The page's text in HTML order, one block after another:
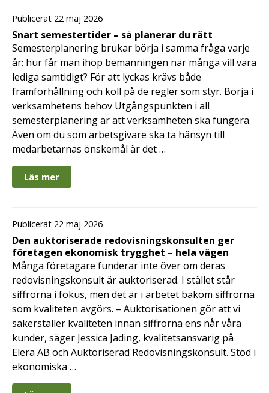
Publicerat 22 maj 2026
Snart semestertider – så planerar du rätt
Semesterplanering brukar börja i samma fråga varje
år: hur får man ihop bemanningen när många vill vara
lediga samtidigt? För att lyckas krävs både
framförhållning och koll på de regler som styr. Börja i
verksamhetens behov Utgångspunkten i all
semesterplanering är att verksamheten ska fungera.
Även om du som arbetsgivare ska ta hänsyn till
medarbetarnas önskemål är det …
Läs mer
Publicerat 22 maj 2026
Den auktoriserade redovisningskonsulten ger
företagen ekonomisk trygghet – hela vägen
Många företagare funderar inte över om deras
redovisningskonsult är auktoriserad. I stället står
siffrorna i fokus, men det är i arbetet bakom siffrorna
som kvaliteten avgörs. – Auktorisationen gör att vi
säkerställer kvaliteten innan siffrorna ens når våra
kunder, säger Jessica Jading, kvalitetsansvarig på
Elera AB och Auktoriserad Redovisningskonsult. Stöd i
ekonomiska …